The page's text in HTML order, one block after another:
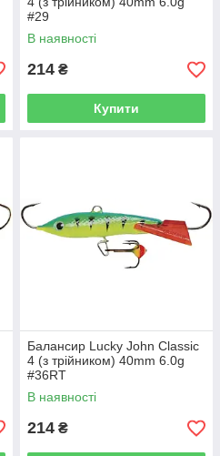
#29
В наявності
214 ₴
Купити
Балансир Lucky John Classic
4 (з трійником) 40mm 6.0g
#36RT
В наявності
214 ₴